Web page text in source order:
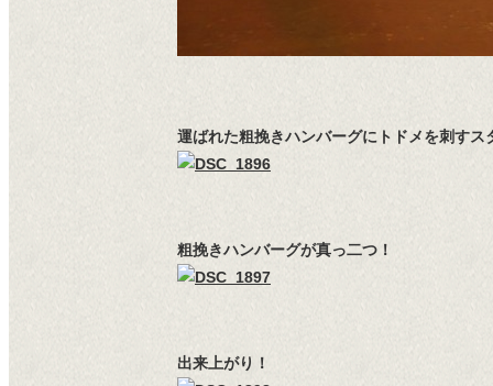
運ばれた粗挽きハンバーグにトドメを刺すス
粗挽きハンバーグが真っ二つ！
出来上がり！